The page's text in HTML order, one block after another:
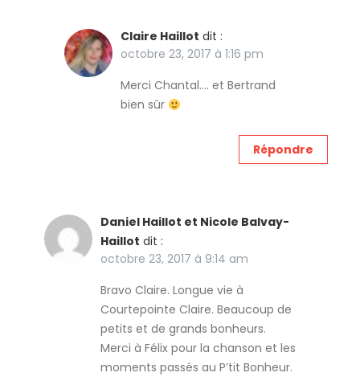
Claire Haillot dit :
octobre 23, 2017 à 1:16 pm
Merci Chantal…. et Bertrand
bien sûr
Répondre
Daniel Haillot et Nicole Balvay-
Haillot dit :
octobre 23, 2017 à 9:14 am
Bravo Claire. Longue vie à
Courtepointe Claire. Beaucoup de
petits et de grands bonheurs.
Merci à Félix pour la chanson et les
moments passés au P’tit Bonheur.